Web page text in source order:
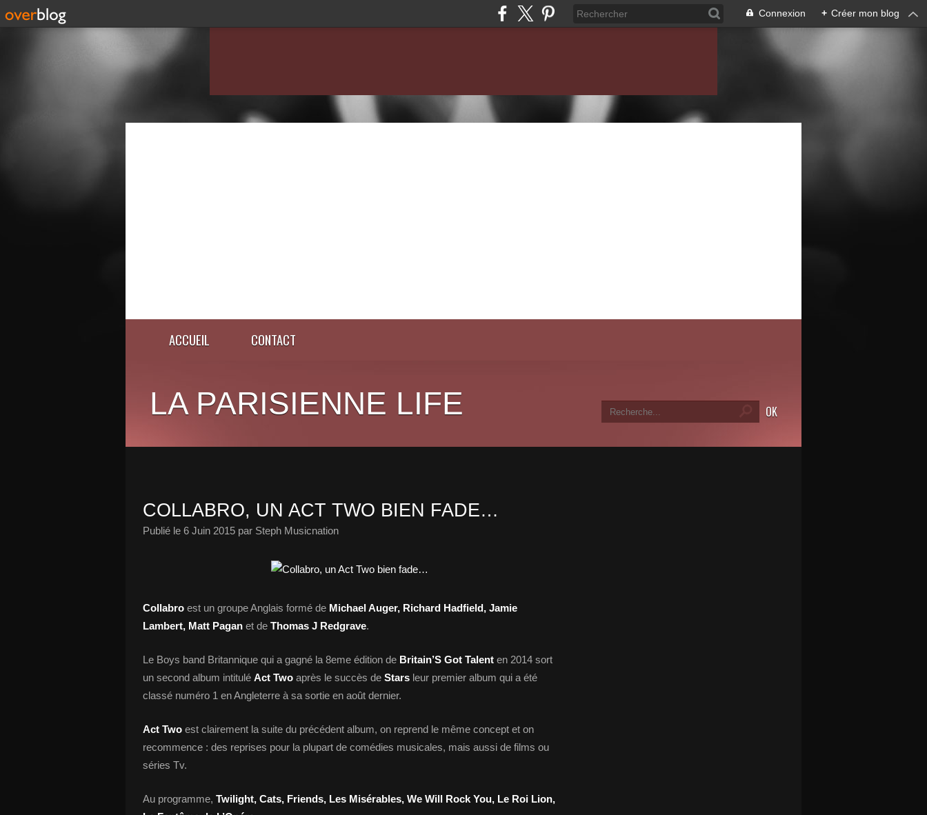
Connexion + Créer mon blog
ACCUEIL CONTACT
LA PARISIENNE LIFE
COLLABRO, UN ACT TWO BIEN FADE…
Publié le 6 Juin 2015 par Steph Musicnation
Collabro est un groupe Anglais formé de Michael Auger, Richard Hadfield, Jamie
Lambert, Matt Pagan et de Thomas J Redgrave.
Le Boys band Britannique qui a gagné la 8eme édition de Britain’S Got Talent en 2014 sort
un second album intitulé Act Two après le succès de Stars leur premier album qui a été
classé numéro 1 en Angleterre à sa sortie en août dernier.
Act Two est clairement la suite du précédent album, on reprend le même concept et on
recommence : des reprises pour la plupart de comédies musicales, mais aussi de films ou
séries Tv.
Au programme, Twilight, Cats, Friends, Les Misérables, We Will Rock You, Le Roi Lion,